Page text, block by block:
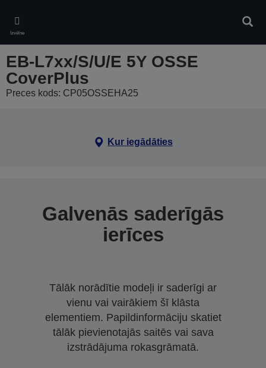
main
content
Izvēlne
EB-L7xx/S/U/E 5Y OSSE
CoverPlus
Preces kods: CP05OSSEHA25
Kur iegādāties
Galvenās saderīgās
ierīces
Tālāk norādītie modeļi ir saderīgi ar
vienu vai vairākiem šī klāsta
elementiem. Papildinformāciju skatiet
tālāk pievienotajās saitēs vai sava
izstrādājuma rokasgrāmatā.